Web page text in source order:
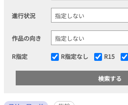
進行状況
作品の向き
R指定 R指定なし R15